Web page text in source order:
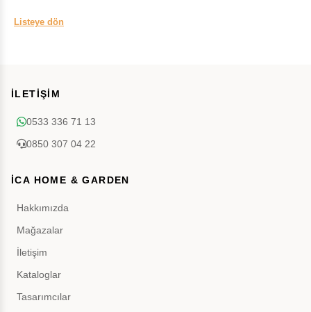
Listeye dön
İLETİŞİM
0533 336 71 13
0850 307 04 22
İCA HOME & GARDEN
Hakkımızda
Mağazalar
İletişim
Kataloglar
Tasarımcılar